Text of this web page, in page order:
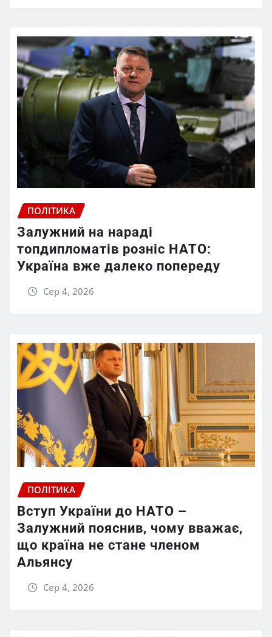
ПОЛІТИКА
Залужний на нараді
топдипломатів розніс НАТО:
Україна вже далеко попереду
Сер 4, 2026
ПОЛІТИКА
Вступ України до НАТО –
Залужний пояснив, чому вважає,
що країна не стане членом
Альянсу
Сер 4, 2026